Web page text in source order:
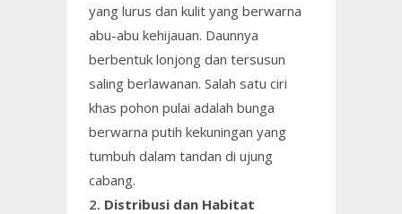
yang lurus dan kulit yang berwarna
abu-abu kehijauan. Daunnya
berbentuk lonjong dan tersusun
saling berlawanan. Salah satu ciri
khas pohon pulai adalah bunga
berwarna putih kekuningan yang
tumbuh dalam tandan di ujung
cabang.
2. Distribusi dan Habitat